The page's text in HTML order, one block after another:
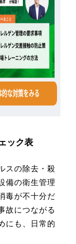
ック表
スの除去・殺
備の衛生管理
毒が不十分だ
故につながる
にも、日常的